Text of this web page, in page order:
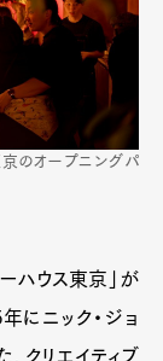
のオープニングパ
ハウス東京」が
にニック・ジョ
クリエイティブ